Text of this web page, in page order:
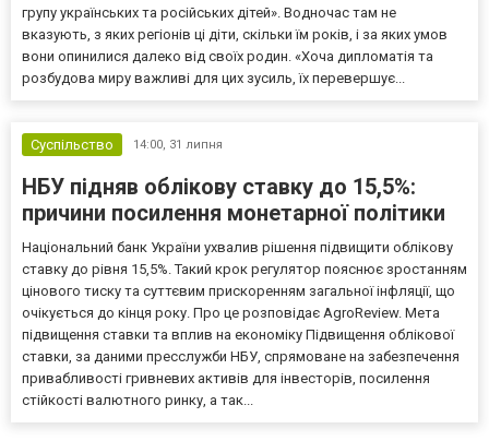
групу українських та російських дітей». Водночас там не
вказують, з яких регіонів ці діти, скільки їм років, і за яких умов
вони опинилися далеко від своїх родин. «Хоча дипломатія та
розбудова миру важливі для цих зусиль, їх перевершує...
Суспільство 14:00, 31 липня
НБУ підняв облікову ставку до 15,5%:
причини посилення монетарної політики
Національний банк України ухвалив рішення підвищити облікову
ставку до рівня 15,5%. Такий крок регулятор пояснює зростанням
цінового тиску та суттєвим прискоренням загальної інфляції, що
очікується до кінця року. Про це розповідає AgroReview. Мета
підвищення ставки та вплив на економіку Підвищення облікової
ставки, за даними пресслужби НБУ, спрямоване на забезпечення
привабливості гривневих активів для інвесторів, посилення
стійкості валютного ринку, а так...